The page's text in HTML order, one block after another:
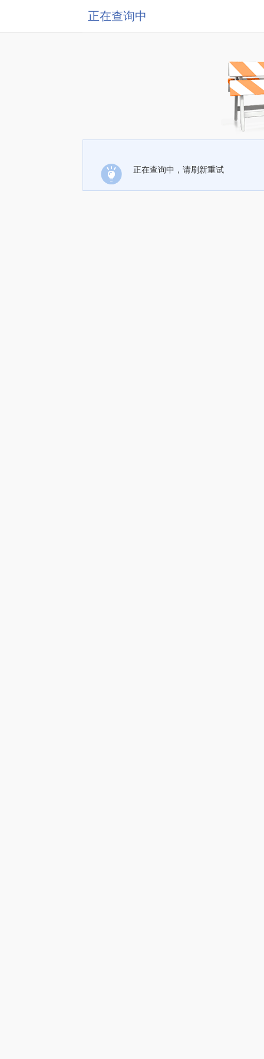
正在查询中
正在查询中，请刷新重试